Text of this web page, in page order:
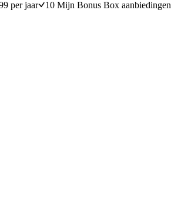
per jaar 10 Mijn Bonus Box aanbiedingen